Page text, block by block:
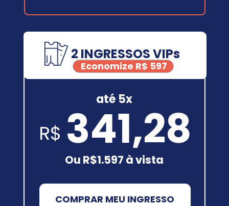
2 INGRESSOS VIPs
Economize R$ 597
até 5x
341,28
R$
Ou R$1.597 à vista
COMPRAR MEU INGRESSO